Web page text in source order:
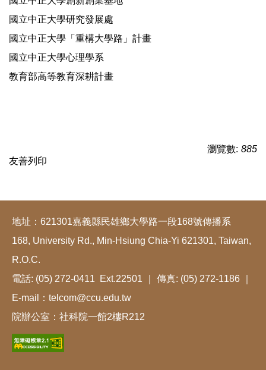
國立中正大學研究發展處
國立中正大學「重構大學路」計畫
國立中正大學心理學系
教育部高等教育深耕計畫
瀏覽數: 885
友善列印
地址：621301嘉義縣民雄鄉大學路一段168號傳播系
168, University Rd., Min-Hsiung Chia-Yi 621301, Taiwan,
R.O.C.
電話: (05) 272-0411 Ext.22501 ｜ 傳真: (05) 272-1186 ｜
E-mail：telcom@ccu.edu.tw
院辦公室：社科院一館2樓R212